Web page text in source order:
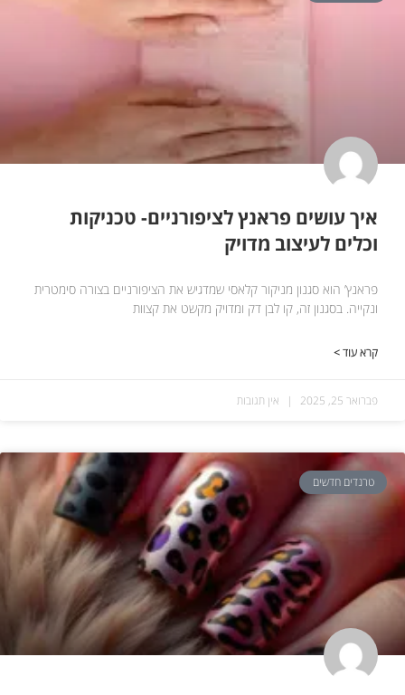
איך עושים פראנץ לציפורניים- טכניקות
וכלים לעיצוב מדויק
פראנץ’ הוא סגנון מניקור קלאסי שמדגיש את הציפורניים בצורה סימטרית
ונקייה. בסגנון זה, קו לבן דק ומדויק מקשט את קצוות
קרא עוד >
פברואר 25, 2025 אין תגובות
טרנדים חדשים